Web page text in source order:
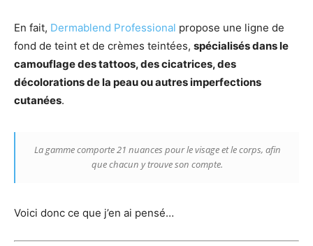
En fait, Dermablend Professional propose une ligne de
fond de teint et de crèmes teintées, spécialisés dans le
camouflage des tattoos, des cicatrices, des
décolorations de la peau ou autres imperfections
cutanées.
La gamme comporte 21 nuances pour le visage et le corps, afin
que chacun y trouve son compte.
Voici donc ce que j’en ai pensé…